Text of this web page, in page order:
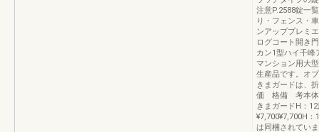
注意P.2588錠一
り・フェンス・
ンアッププレミ
ログコート開き
カン1型ハイ千峰
マンション用大
生産品です。オ
きまガードは、
価 格備 考本体
きまガードH：
¥7,700¥7,700H
は同梱されてい